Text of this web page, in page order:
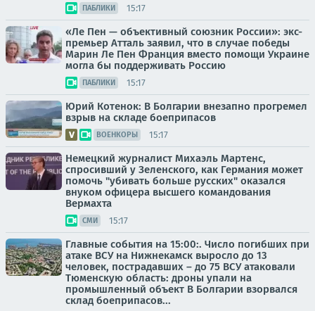
ПАБЛИКИ 15:17
«Ле Пен — объективный союзник России»: экс-
премьер Атталь заявил, что в случае победы
Марин Ле Пен Франция вместо помощи Украине
могла бы поддерживать Россию
ПАБЛИКИ 15:17
Юрий Котенок: В Болгарии внезапно прогремел
взрыв на складе боеприпасов
ВОЕНКОРЫ 15:17
Немецкий журналист Михаэль Мартенс,
спросивший у Зеленского, как Германия может
помочь "убивать больше русских" оказался
внуком офицера высшего командования
Вермахта
СМИ 15:17
Главные события на 15:00:. Число погибших при
атаке ВСУ на Нижнекамск выросло до 13
человек, пострадавших – до 75 ВСУ атаковали
Тюменскую область: дроны упали на
промышленный объект В Болгарии взорвался
склад боеприпасов...